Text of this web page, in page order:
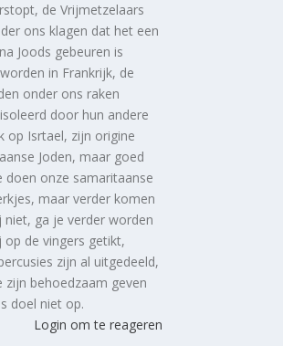
de Vrijmetzelaars
ons klagen dat het een
Joods gebeuren is
in Frankrijk, de
onder ons raken
door hun andere
op Isrtael, zijn origine
Joden, maar goed
doen onze samaritaanse
maar verder komen
niet, ga je verder worden
op de vingers getikt,
zijn al uitgedeeld,
zijn behoedzaam geven
doel niet op.
Login om te reageren